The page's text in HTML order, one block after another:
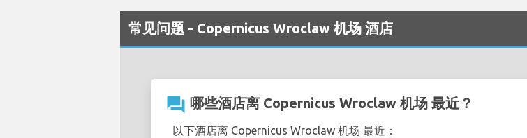
常见问题 - Copernicus Wroclaw 机场 酒店
question_answer 哪些酒店离 Copernicus Wroclaw 机场 最近？
以下酒店离 Copernicus Wroclaw 机场 最近：